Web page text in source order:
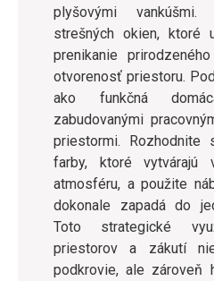
plyšovými vankúšmi.
strešných okien, ktoré
prenikanie
otvorenosť priestoru.
ako funkčná
zabudovanými
priestormi.
farby, ktoré vytvárajú
atmosféru, a použite
dokonale zapadá do
Toto strategické
priestorov a zákutí
podkrovie, ale zároveň